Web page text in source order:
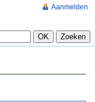
Aanmelden